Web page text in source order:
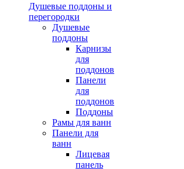
Душевые поддоны и
перегородки
Душевые
поддоны
Карнизы
для
поддонов
Панели
для
поддонов
Поддоны
Рамы для ванн
Панели для
ванн
Лицевая
панель